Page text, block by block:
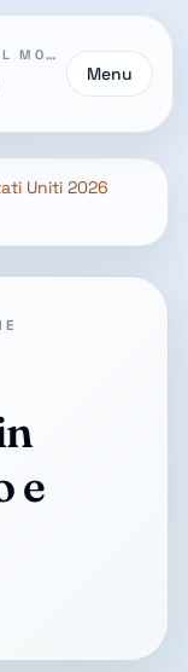
LA STORIA DELLA COPPA DEL MONDO
Menu
Uniti 2026
e